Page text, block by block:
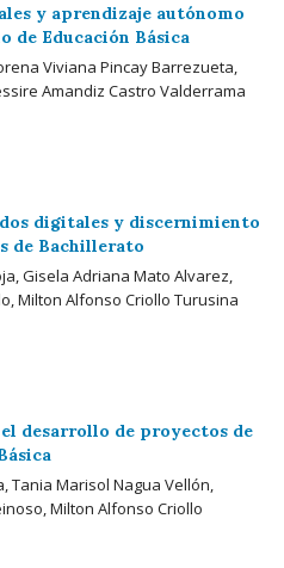
y aprendizaje autónomo
de Educación Básica
Viviana Pincay Barrezueta,
Amandiz Castro Valderrama
digitales y discernimiento
de Bachillerato
Gisela Adriana Mato Alvarez,
Milton Alfonso Criollo Turusina
desarrollo de proyectos de
Tania Marisol Nagua Vellón,
Milton Alfonso Criollo